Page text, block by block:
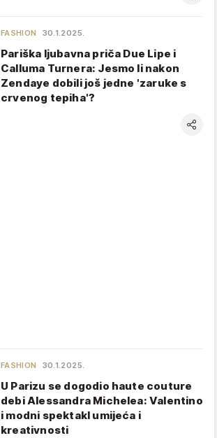
FASHION 30.1.2025.
Pariška ljubavna priča Due Lipe i
Calluma Turnera: Jesmo li nakon
Zendaye dobili još jedne 'zaruke s
crvenog tepiha'?
FASHION 30.1.2025.
U Parizu se dogodio haute couture
debi Alessandra Michelea: Valentino
i modni spektakl umijeća i
kreativnosti